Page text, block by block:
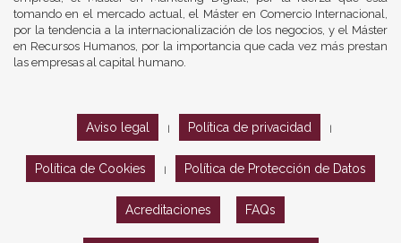
tomando en el mercado actual, el Máster en Comercio Internacional,
por la tendencia a la internacionalización de los negocios, y el Máster
en Recursos Humanos, por la importancia que cada vez más prestan
las empresas al capital humano.
Aviso legal Política de privacidad
Política de Cookies Política de Protección de Datos
Acreditaciones FAQs